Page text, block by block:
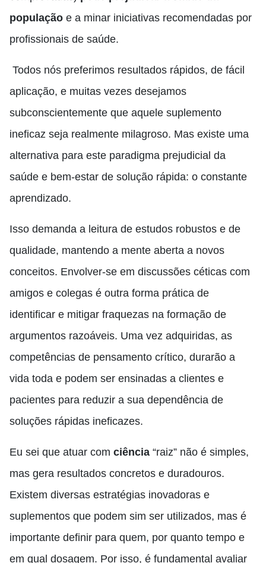
população e a minar iniciativas recomendadas por
profissionais de saúde.
Todos nós preferimos resultados rápidos, de fácil
aplicação, e muitas vezes desejamos
subconscientemente que aquele suplemento
ineficaz seja realmente milagroso. Mas existe uma
alternativa para este paradigma prejudicial da
saúde e bem-estar de solução rápida: o constante
aprendizado.
Isso demanda a leitura de estudos robustos e de
qualidade, mantendo a mente aberta a novos
conceitos. Envolver-se em discussões céticas com
amigos e colegas é outra forma prática de
identificar e mitigar fraquezas na formação de
argumentos razoáveis. Uma vez adquiridas, as
competências de pensamento crítico, durarão a
vida toda e podem ser ensinadas a clientes e
pacientes para reduzir a sua dependência de
soluções rápidas ineficazes.
Eu sei que atuar com ciência “raiz” não é simples,
mas gera resultados concretos e duradouros.
Existem diversas estratégias inovadoras e
suplementos que podem sim ser utilizados, mas é
importante definir para quem, por quanto tempo e
em qual dosagem. Por isso, é fundamental avaliar